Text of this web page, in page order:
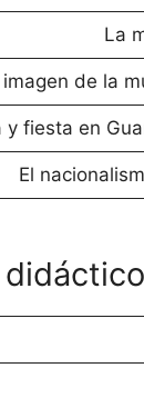
La
imagen de la
y fiesta en
El